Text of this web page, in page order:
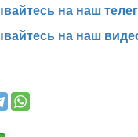
на наш
на наш